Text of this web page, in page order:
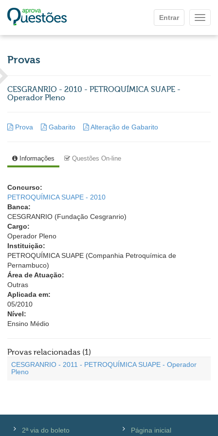
Entrar
Provas
CESGRANRIO - 2010 - PETROQUÍMICA SUAPE -
Operador Pleno
Prova Gabarito Alteração de Gabarito
Informações Questões On-line
Concurso:
PETROQUÍMICA SUAPE - 2010
Banca:
CESGRANRIO (Fundação Cesgranrio)
Cargo:
Operador Pleno
Instituição:
PETROQUÍMICA SUAPE (Companhia Petroquímica de
Pernambuco)
Área de Atuação:
Outras
Aplicada em:
05/2010
Nível:
Ensino Médio
Provas relacionadas (1)
CESGRANRIO - 2011 - PETROQUÍMICA SUAPE - Operador
Pleno
2ª via do boleto Página inicial